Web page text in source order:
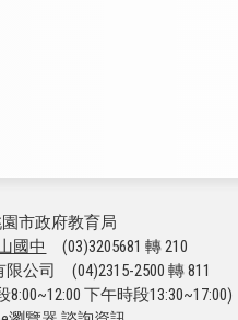
市政府教育局
國中
(03)3205681 轉 210
公司 (04)2315-2500 轉 811
下午時段13:30~17:00)